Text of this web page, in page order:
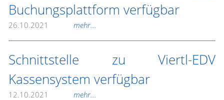
Buchungsplattform verfügbar
26.10.2021 mehr...
Schnittstelle zu Viertl-EDV
Kassensystem verfügbar
12.10.2021 mehr...